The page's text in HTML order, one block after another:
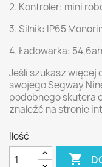
2. Kontroler: mini
3. Silnik: IP65
4. Ładowarka:
Jeśli szukasz więcej
swojego Segway
podobnego skutera
znaleźć na stronie
Ilość
